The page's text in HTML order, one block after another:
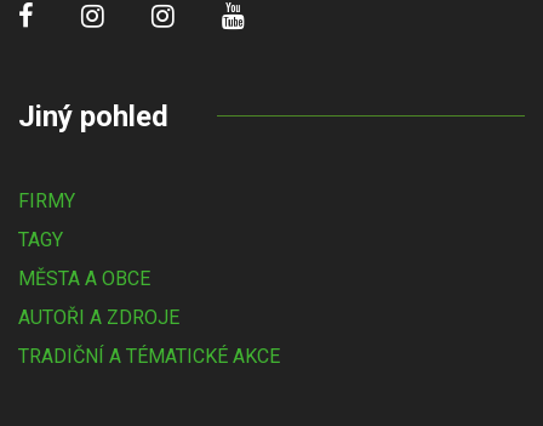
Jiný pohled
FIRMY
TAGY
MĚSTA A OBCE
AUTOŘI A ZDROJE
TRADIČNÍ A TÉMATICKÉ AKCE